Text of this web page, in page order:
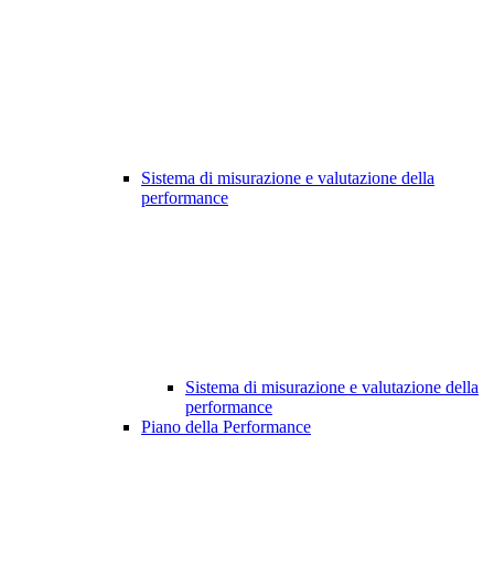
Sistema di misurazione e valutazione della
performance
Sistema di misurazione e valutazione della
performance
Piano della Performance